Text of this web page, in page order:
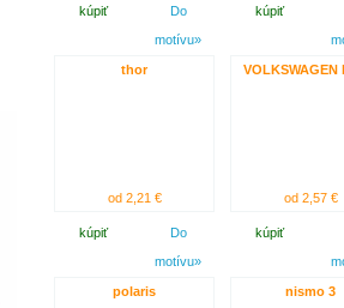
kúpiť
Do
motívu»
kúpiť
thor
od 2,21 €
kúpiť
Do
motívu»
VOLKSWAGEN
od 2,57 €
kúpiť
polaris nismo 3